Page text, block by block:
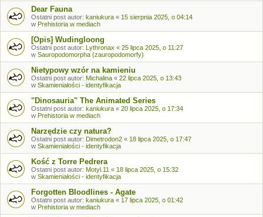
Dear Fauna
Ostatni post autor: kaniukura « 15 sierpnia 2025, o 04:14
w Prehistoria w mediach
[Opis] Wudingloong
Ostatni post autor: Lythronax « 25 lipca 2025, o 11:27
w Sauropodomorpha (zauropodomorfy)
Nietypowy wzór na kamieniu
Ostatni post autor: Michalina « 22 lipca 2025, o 13:43
w Skamieniałości - identyfikacja
"Dinosauria" The Animated Series
Ostatni post autor: kaniukura « 20 lipca 2025, o 17:34
w Prehistoria w mediach
Narzędzie czy natura?
Ostatni post autor: Dimetrodon2 « 18 lipca 2025, o 17:47
w Skamieniałości - identyfikacja
Kość z Torre Pedrera
Ostatni post autor: Motyl.11 « 18 lipca 2025, o 15:32
w Skamieniałości - identyfikacja
Forgotten Bloodlines - Agate
Ostatni post autor: kaniukura « 17 lipca 2025, o 01:42
w Prehistoria w mediach